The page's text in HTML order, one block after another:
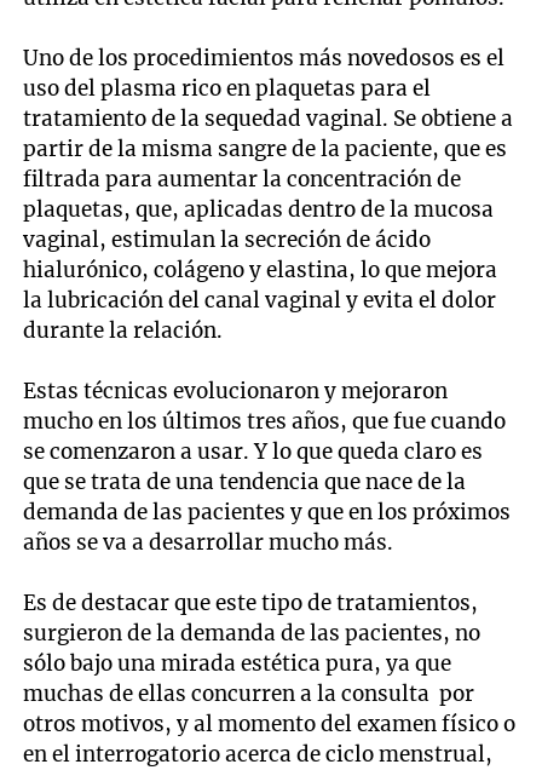
Uno de los procedimientos más novedosos es el
uso del plasma rico en plaquetas para el
tratamiento de la sequedad vaginal. Se obtiene a
partir de la misma sangre de la paciente, que es
filtrada para aumentar la concentración de
plaquetas, que, aplicadas dentro de la mucosa
vaginal, estimulan la secreción de ácido
hialurónico, colágeno y elastina, lo que mejora
la lubricación del canal vaginal y evita el dolor
durante la relación.
Estas técnicas evolucionaron y mejoraron
mucho en los últimos tres años, que fue cuando
se comenzaron a usar. Y lo que queda claro es
que se trata de una tendencia que nace de la
demanda de las pacientes y que en los próximos
años se va a desarrollar mucho más.
Es de destacar que este tipo de tratamientos,
surgieron de la demanda de las pacientes, no
sólo bajo una mirada estética pura, ya que
muchas de ellas concurren a la consulta por
otros motivos, y al momento del examen físico o
en el interrogatorio acerca de ciclo menstrual,